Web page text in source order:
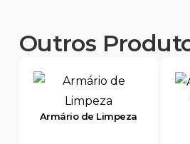
Outros
Armário de Limpeza